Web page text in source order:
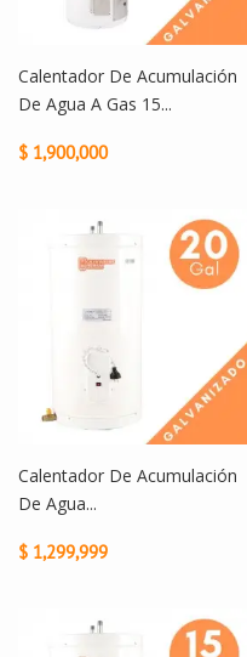
Calentador De Acumulación
De Agua A Gas 15...
$ 1,900,000
Calentador De Acumulación
De Agua...
$ 1,299,999